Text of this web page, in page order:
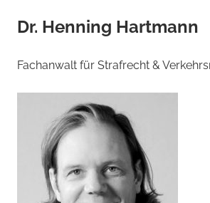
Dr. Henning Hartmann
Fachanwalt für Strafrecht &